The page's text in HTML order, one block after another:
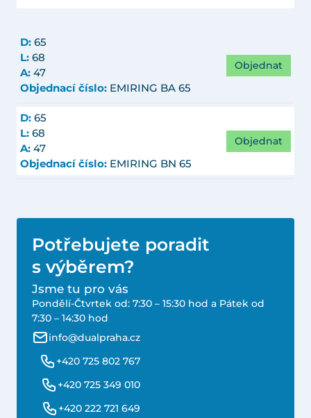
D: 65
L: 68
A: 47
Objednací číslo: EMIRING BA 65
Objednat
D: 65
L: 68
A: 47
Objednací číslo: EMIRING BN 65
Objednat
Potřebujete poradit
s výběrem?
Jsme tu pro vás
Pondělí-Čtvrtek od: 7:30 – 15:30 hod a Pátek od
7:30 – 14:30 hod
info@dualpraha.cz
+420 725 802 767
+420 725 349 010
+420 222 721 649